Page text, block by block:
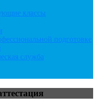
классы
подготовке
служба